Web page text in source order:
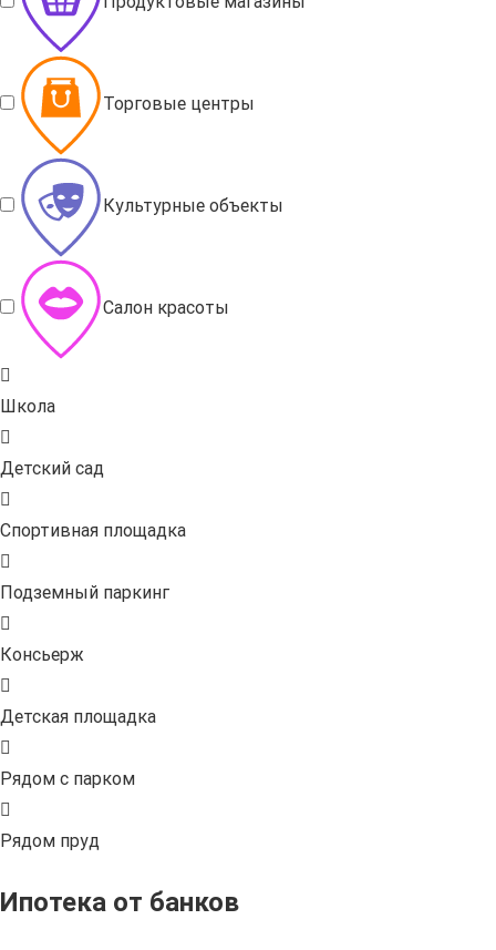
Торговые центры
Культурные объекты
Салон красоты
Школа
Детский сад
Спортивная площадка
Подземный паркинг
Консьерж
Детская площадка
Рядом с парком
Рядом пруд
Ипотека от банков